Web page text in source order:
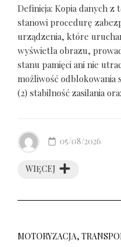
Definicja: Kopia danych
stanowi procedurę
urządzenia, które
wyświetla obrazu,
stanu pamięci ani nie
możliwość odblokowania
(2) stabilność zasilania
WIĘCEJ
05/08/2026
MOTORYZACJA,